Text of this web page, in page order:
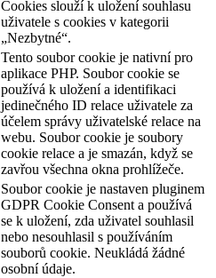
Cookies slouží k uložení souhlasu
uživatele s cookies v kategorii
„Nezbytné“.
Tento soubor cookie je nativní pro
aplikace PHP. Soubor cookie se
používá k uložení a identifikaci
jedinečného ID relace uživatele za
účelem správy uživatelské relace na
webu. Soubor cookie je soubory
cookie relace a je smazán, když se
zavřou všechna okna prohlížeče.
Soubor cookie je nastaven pluginem
GDPR Cookie Consent a používá
se k uložení, zda uživatel souhlasil
nebo nesouhlasil s používáním
souborů cookie. Neukládá žádné
osobní údaje.